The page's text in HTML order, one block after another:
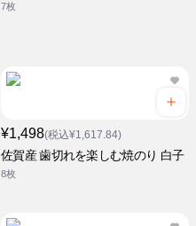
7枚
¥1,498(税込¥1,617.84)
佐賀産 歯切れを楽しむ焼のり 白子
8枚